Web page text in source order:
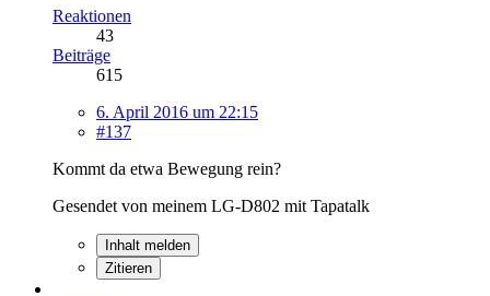
Reaktionen
43
Beiträge
615
6. April 2016 um 22:15
#137
Kommt da etwa Bewegung rein?
Gesendet von meinem LG-D802 mit Tapatalk
Inhalt melden
Zitieren